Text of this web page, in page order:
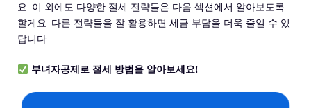
요. 이 외에도 다양한 절세 전략들은 다음 섹션에서 알아보도록
할게요. 다른 전략들을 잘 활용하면 세금 부담을 더욱 줄일 수 있
답니다.
부녀자공제로 절세 방법을 알아보세요!